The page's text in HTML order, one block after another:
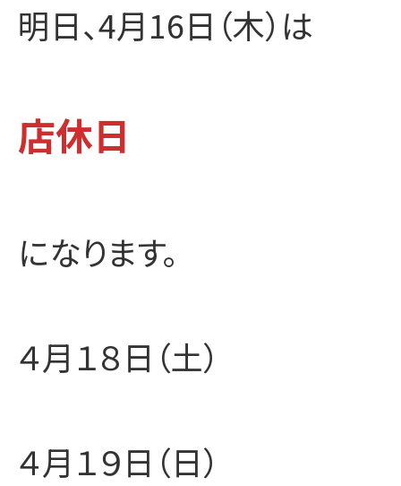
明日、4月16日（木）は
店休日
になります。
４月１８日（土）
４月１９日（日）